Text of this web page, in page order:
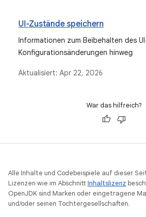
UI-Zustände speichern
Informationen zum Beibehalten des
Konfigurationsänderungen hinweg
Aktualisiert: Apr 22, 2026
War das hilfreich?
Alle Inhalte und Codebeispiele auf dieser
Lizenzen wie im AbschnittInhaltslizenz
OpenJDK sind Marken oder eingetragene
und/oder seinen Tochtergesellschaften.